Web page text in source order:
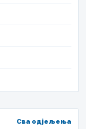
Сва одјељења